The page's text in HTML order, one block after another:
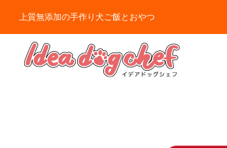
上質無添加の手作り犬ご飯とおやつ